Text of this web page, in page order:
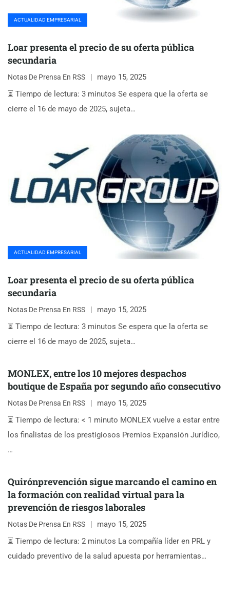
ACTUALIDAD EMPRESARIAL
Loar presenta el precio de su oferta pública
secundaria
Notas De Prensa En RSS
mayo 15, 2025
⏳ Tiempo de lectura: 3 minutos Se espera que la oferta se
cierre el 16 de mayo de 2025, sujeta…
ACTUALIDAD EMPRESARIAL
Loar presenta el precio de su oferta pública
secundaria
Notas De Prensa En RSS
mayo 15, 2025
⏳ Tiempo de lectura: 3 minutos Se espera que la oferta se
cierre el 16 de mayo de 2025, sujeta…
MONLEX, entre los 10 mejores despachos
boutique de España por segundo año consecutivo
Notas De Prensa En RSS
mayo 15, 2025
⏳ Tiempo de lectura: < 1 minuto MONLEX vuelve a estar entre
los finalistas de los prestigiosos Premios Expansión Jurídico,
…
Quirónprevención sigue marcando el camino en
la formación con realidad virtual para la
prevención de riesgos laborales
Notas De Prensa En RSS
mayo 15, 2025
⏳ Tiempo de lectura: 2 minutos La compañía líder en PRL y
cuidado preventivo de la salud apuesta por herramientas…